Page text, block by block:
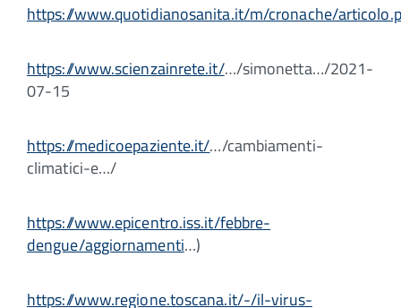
https://www.quotidianosanita.it/m/cronache/
https://www.scienzainrete.it/…/simonetta…/2021-
07-15
https://medicoepaziente.it/…/cambiamenti-
climatici-e…/
https://www.epicentro.iss.it/febbre-
dengue/aggiornamenti…)
https://www.regione.toscana.it/-/il-virus-